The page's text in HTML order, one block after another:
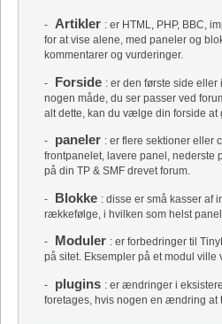
- Artikler : er HTML, PHP, BBC,
for at vise alene, med paneler og
kommentarer og vurderinger.
- Forside : er den første side
nogen måde, du ser passer ved
alt dette, kan du vælge din forside at
- paneler : er flere sektioner eller
frontpanelet, lavere panel, nederste
på din TP & SMF drevet forum.
- Blokke : disse er små kasser af
rækkefølge, i hvilken som helst
- Moduler : er forbedringer til
på sitet. Eksempler på et modul
- plugins : er ændringer i
foretages, hvis nogen en ændring at